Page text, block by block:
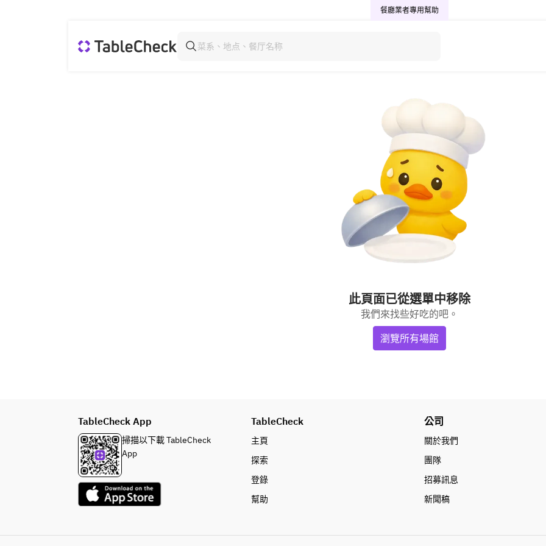
餐廳業者專用幫助
此頁面已從選單中移除
我們來找些好吃的吧。
瀏覽所有場館
TableCheck App
掃描以下載 TableCheck
App
TableCheck
主頁
探索
登錄
幫助
公司
關於我們
團隊
招募訊息
新聞稿